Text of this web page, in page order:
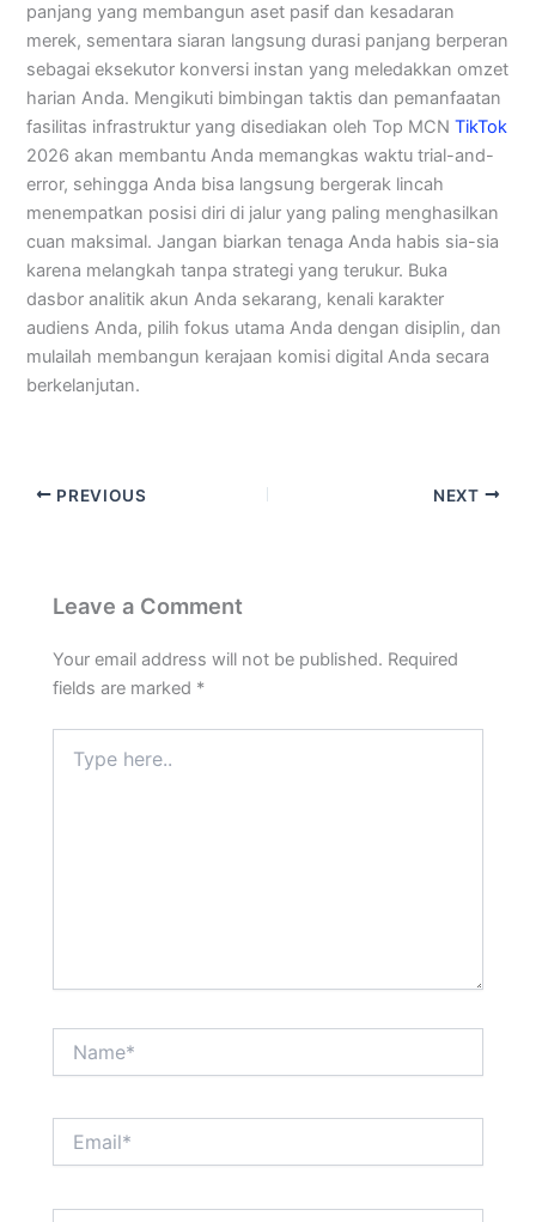
panjang yang membangun aset pasif dan kesadaran
merek, sementara siaran langsung durasi panjang berperan
sebagai eksekutor konversi instan yang meledakkan omzet
harian Anda. Mengikuti bimbingan taktis dan pemanfaatan
fasilitas infrastruktur yang disediakan oleh Top MCNTikTok
2026 akan membantu Anda memangkas waktu trial-and-
error, sehingga Anda bisa langsung bergerak lincah
menempatkan posisi diri di jalur yang paling menghasilkan
cuan maksimal. Jangan biarkan tenaga Anda habis sia-sia
karena melangkah tanpa strategi yang terukur. Buka
dasbor analitik akun Anda sekarang, kenali karakter
audiens Anda, pilih fokus utama Anda dengan disiplin, dan
mulailah membangun kerajaan komisi digital Anda secara
berkelanjutan.
PREVIOUS NEXT
Leave a Comment
Your email address will not be published. Required
fields are marked *
here..